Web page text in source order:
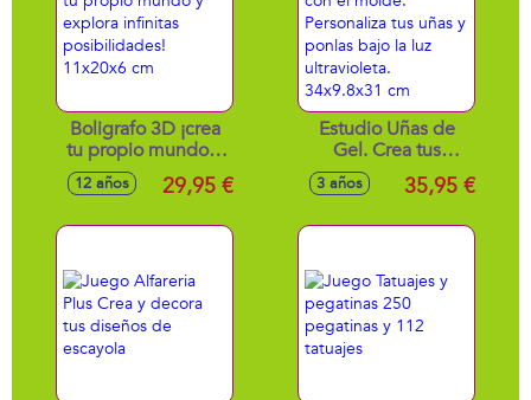
Boligrafo 3D ¡crea
tu propio mundo y
explora infinitas
posibilidades!
12 años 29,95 €
Estudio Uñas de
Gel. Crea tus
Charms con el
molde. Personaliza
34x9.8x31 cm
3 años 35,95 €